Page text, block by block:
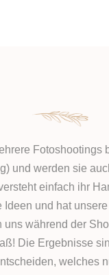
Fotoshootings
und werden sie
einfach ihr
Ideen und hat
uns während der
Die Ergebnisse
welches